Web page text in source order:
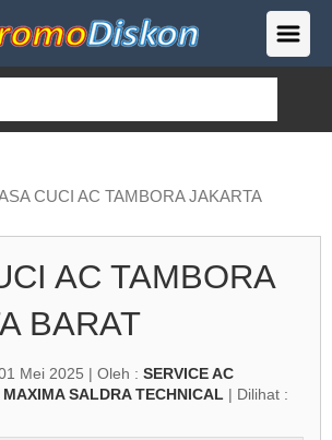
CUCI AC TAMBORA JAKARTA
AC TAMBORA
BARAT
Mei 2025 | Oleh : SERVICE AC
SALDRA TECHNICAL | Dilihat :